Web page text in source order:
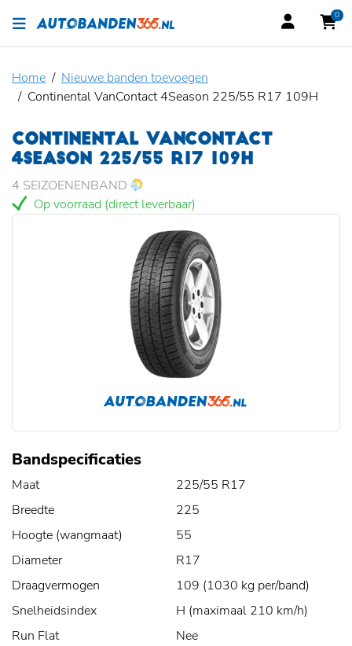
0
Home
Nieuwe banden toevoegen
Continental VanContact 4Season 225/55 R17 109H
CONTINENTAL VANCONTACT
4SEASON 225/55 R17 109H
4 SEIZOENENBAND
Op voorraad (direct leverbaar)
Bandspecificaties
Maat
225/55 R17
Breedte
225
Hoogte (wangmaat)
55
Diameter
R17
Draagvermogen
109 (1030 kg per/band)
Snelheidsindex
H (maximaal 210 km/h)
Run Flat
Nee